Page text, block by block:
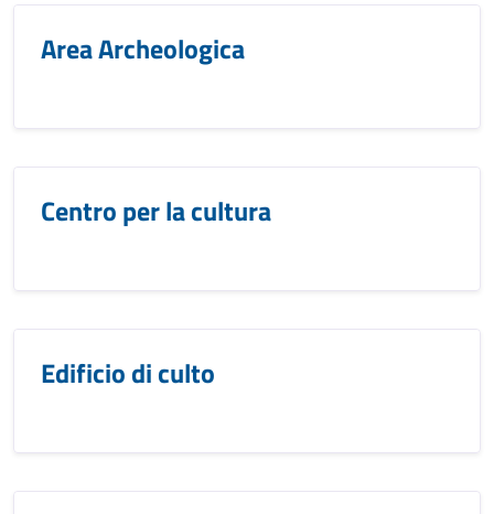
Area Archeologica
Centro per la cultura
Edificio di culto